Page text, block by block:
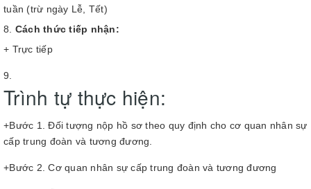
tuần (trừ ngày Lễ, Tết)
Cách thức tiếp nhận:
+ Trực tiếp
Trình tự thực hiện:
+Bước 1. Đối tượng nộp hồ sơ theo quy định cho cơ quan nhân sự
cấp trung đoàn và tương đương.
+Bước 2. Cơ quan nhân sự cấp trung đoàn và tương đương